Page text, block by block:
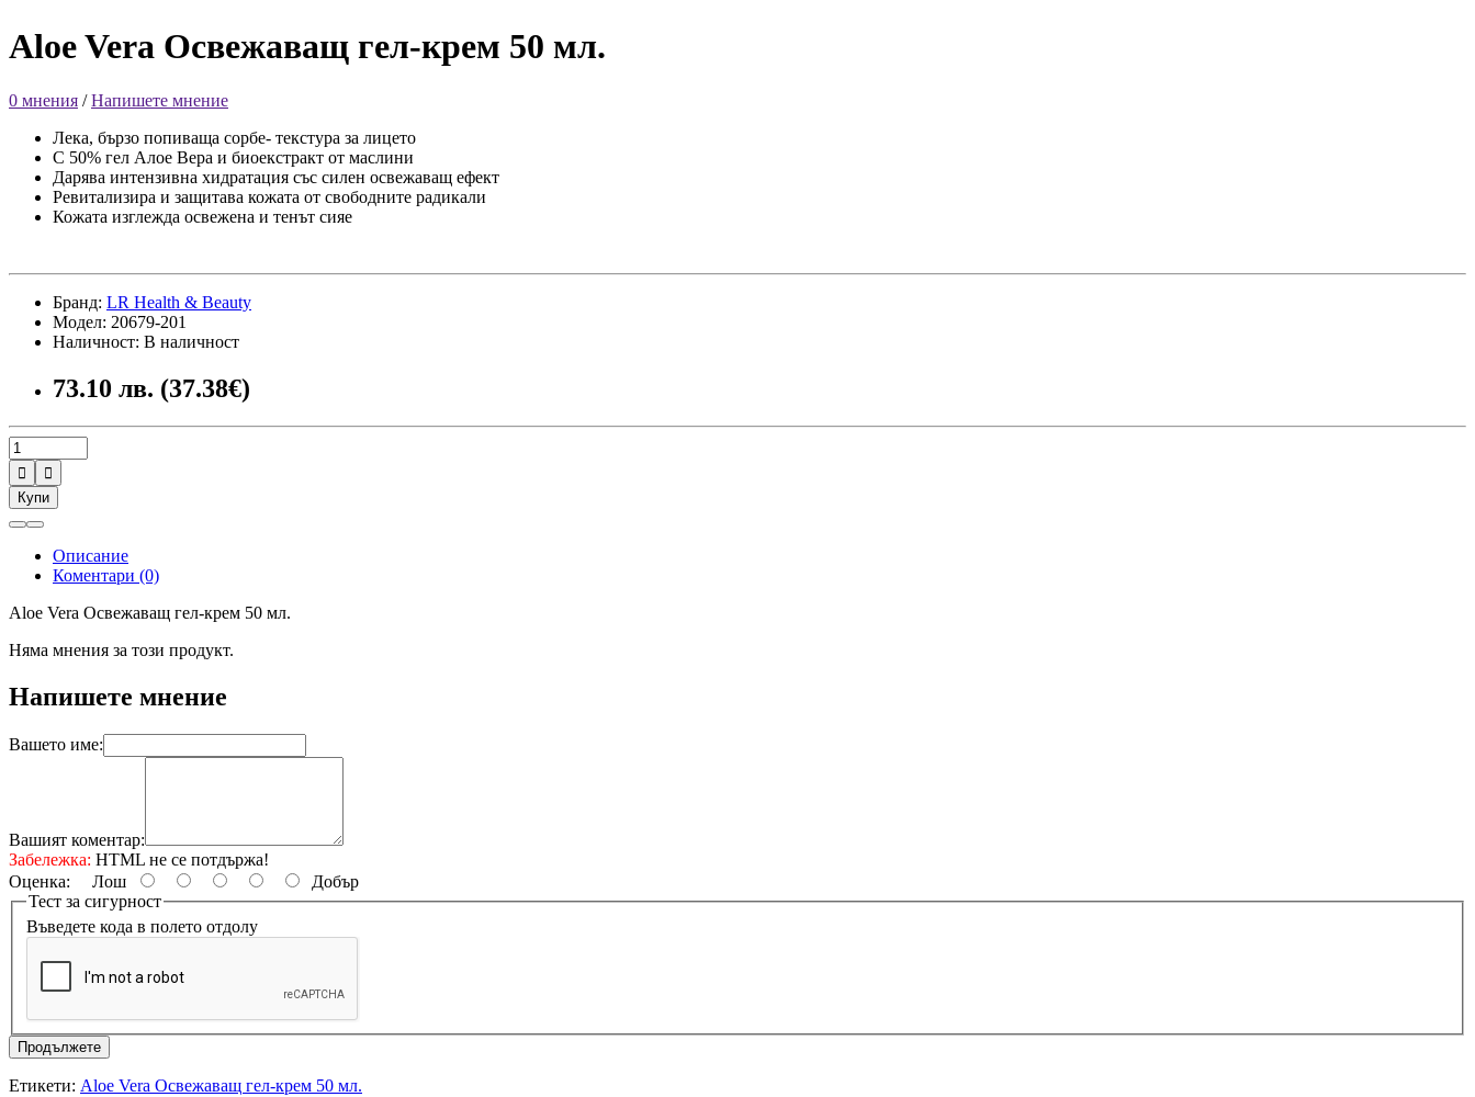
Aloe Vera Освежаващ гел-крем 50 мл.
0 мнения /Напишете мнение
Лека, бързо попиваща сорбе- текстура за лицето
С 50% гел Алое Вера и биоекстракт от маслини
Дарява интензивна хидратация със силен освежаващ ефект
Ревитализира и защитава кожата от свободните радикали
Кожата изглежда освежена и тенът сияе
Бранд: LR Health & Beauty
Модел: 20679-201
Наличност: В наличност
73.10 лв. (37.38€)


Купи
Описание
Коментари (0)
Aloe Vera Освежаващ гел-крем 50 мл.
Няма мнения за този продукт.
Напишете мнение
Вашето име:
Вашият коментар:
Забележка: HTML не се потдържа!
Оценка: Лош
Добър
Тест за сигурност
Въведете кода в полето отдолу
Продължете
Етикети: Aloe Vera Освежаващ гел-крем 50 мл.